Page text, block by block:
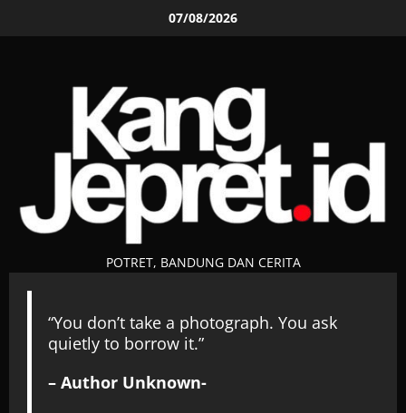
07/08/2026
POTRET, BANDUNG DAN CERITA
“You don’t take a photograph. You ask
quietly to borrow it.”
– Author Unknown-